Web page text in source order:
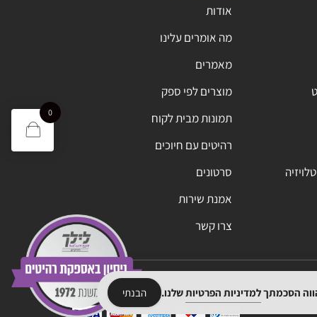
אודות
מה אומרים עלינו
מאמרים
מוצרים לפי ספק
תמונות מבית לקוח
רהיטים עם חיוכים
סרטונים
אמנת שירות
צרו קשר
הסכמתךלמדיניות הפרטיותשלנו. הבנתי
0